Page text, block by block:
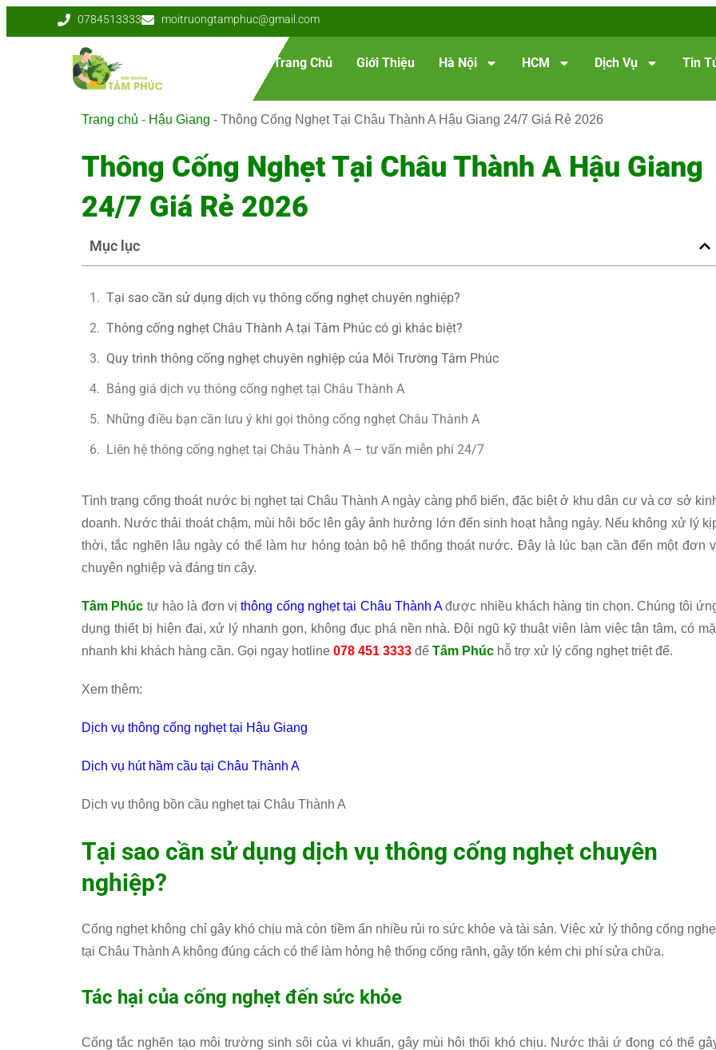
0784513333 moitruongtamphuc@gmail.com
Trang Chủ Giới Thiệu Hà Nội HCM Dịch Vụ Tin
Trang chủ - Hậu Giang - Thông Cống Nghẹt Tại Châu Thành A Hậu Giang 24/7 Giá Rẻ 2026
Thông Cống Nghẹt Tại Châu Thành A Hậu Giang
24/7 Giá Rẻ 2026
Mục lục
Tại sao cần sử dụng dịch vụ thông cống nghẹt chuyên nghiệp?
Thông cống nghẹt Châu Thành A tại Tâm Phúc có gì khác biệt?
Quy trình thông cống nghẹt chuyên nghiệp của Môi Trường Tâm Phúc
Bảng giá dịch vụ thông cống nghẹt tại Châu Thành A
Những điều bạn cần lưu ý khi gọi thông cống nghẹt Châu Thành A
Liên hệ thông cống nghẹt tại Châu Thành A – tư vấn miễn phí 24/7
Tình trạng cống thoát nước bị nghẹt tại Châu Thành A ngày càng phổ biến, đặc biệt ở khu dân cư và cơ sở
doanh. Nước thải thoát chậm, mùi hôi bốc lên gây ảnh hưởng lớn đến sinh hoạt hằng ngày. Nếu không xử lý
thời, tắc nghẽn lâu ngày có thể làm hư hỏng toàn bộ hệ thống thoát nước. Đây là lúc bạn cần đến một đơn
chuyên nghiệp và đáng tin cậy.
Tâm Phúc tự hào là đơn vịthông cống nghẹt tại Châu Thành Ađược nhiều khách hàng tin chọn. Chúng tôi
dụng thiết bị hiện đại, xử lý nhanh gọn, không đục phá nền nhà. Đội ngũ kỹ thuật viên làm việc tận tâm, có
nhanh khi khách hàng cần. Gọi ngay hotline 078 451 3333 để Tâm Phúc hỗ trợ xử lý cống nghẹt triệt để.
Xem thêm:
Dịch vụ thông cống nghẹt tại Hậu Giang
Dịch vụ hút hầm cầu tại Châu Thành A
Dịch vụ thông bồn cầu nghẹt tại Châu Thành A
Tại sao cần sử dụng dịch vụ thông cống nghẹt chuyên
nghiệp?
Cống nghẹt không chỉ gây khó chịu mà còn tiềm ẩn nhiều rủi ro sức khỏe và tài sản. Việc xử lý thông cống
tại Châu Thành A không đúng cách có thể làm hỏng hệ thống cống rãnh, gây tốn kém chi phí sửa chữa.
Tác hại của cống nghẹt đến sức khỏe
Cống tắc nghẽn tạo môi trường sinh sôi của vi khuẩn, gây mùi hôi thối khó chịu. Nước thải ứ đọng có thể